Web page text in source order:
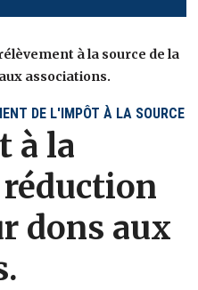
à la source de la
associations.
DE L'IMPÔT À LA SOURCE
à la
réduction
dons aux